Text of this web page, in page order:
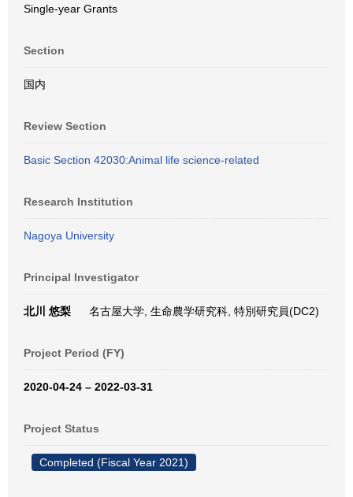
Single-year Grants
Section
国内
Review Section
Basic Section 42030:Animal life science-related
Research Institution
Nagoya University
Principal Investigator
北川 悠梨 名古屋大学, 生命農学研究科, 特別研究員(DC2)
Project Period (FY)
2020-04-24 – 2022-03-31
Project Status
Completed (Fiscal Year 2021)